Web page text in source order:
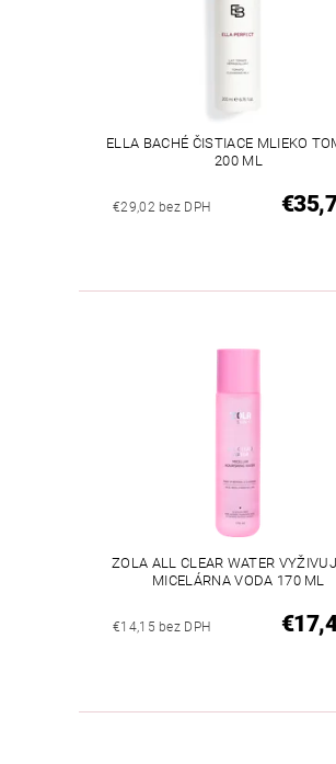
ELLA BACHÉ ČISTIACE MLIEKO
200 ML
€29,02 bez DPH
ZOLA ALL CLEAR WATER
MICELÁRNA VODA 170 ML
€14,15 bez DPH